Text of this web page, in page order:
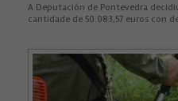
A Deputación de Pontevedra
cantidade de 50.083,57 euros con